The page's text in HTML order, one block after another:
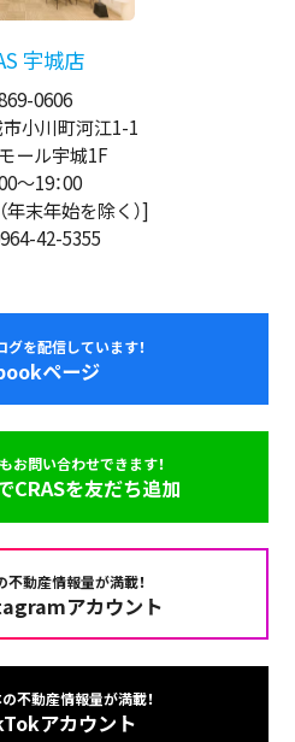
宇城店
0606
小川町河江1-1
ール宇城1F
～19：00
年末年始を除く）]
42-5355
グを配信しています！
ページ
お問い合わせできます！
CRASを友だち追加
不動産情報量が満載！
アカウント
不動産情報量が満載！
アカウント